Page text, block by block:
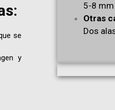
se
y
5-8
Otras
Dos